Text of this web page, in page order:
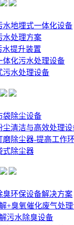
水地埋式一体化设备
水处理方案
水提升装置
体化污水处理设备
污水处理设备
袋除尘设备
尘清洁与高效处理设
磨除尘器-提高工作
式除尘器
臭环保设备解决方案
+臭氧催化废气处
污水除臭设备